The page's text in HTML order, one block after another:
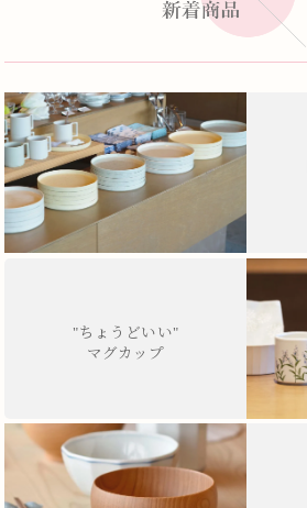
"ちょうどいい"
マグカップ